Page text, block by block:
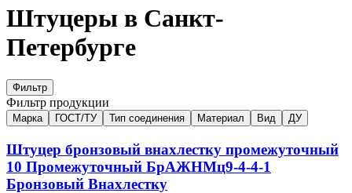
Штуцеры в Санкт-
Петербурге
Фильтр
Фильтр продукции
Марка ГОСТ/ТУ Тип соединения Материал Вид ДУ
Штуцер бронзовый внахлестку промежуточный
10 Промежуточный БрАЖНМц9-4-4-1
Бронзовый Внахлестку